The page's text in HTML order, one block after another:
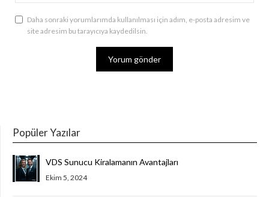
Daha sonraki yorumlarımda kullanılması için adım, e-posta adresim ve
site adresim bu tarayıcıya kaydedilsin.
Popüler Yazılar
VDS Sunucu Kiralamanın Avantajları
Ekim 5, 2024